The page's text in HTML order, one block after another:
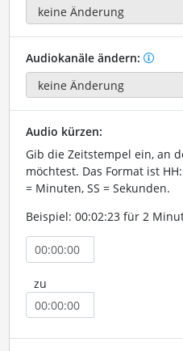
Audiokanäle ändern:
Audio kürzen:
Gib die Zeitstempel ein, an
möchtest. Das Format ist
= Minuten, SS = Sekunden.
Beispiel: 00:02:23 für 2
zu